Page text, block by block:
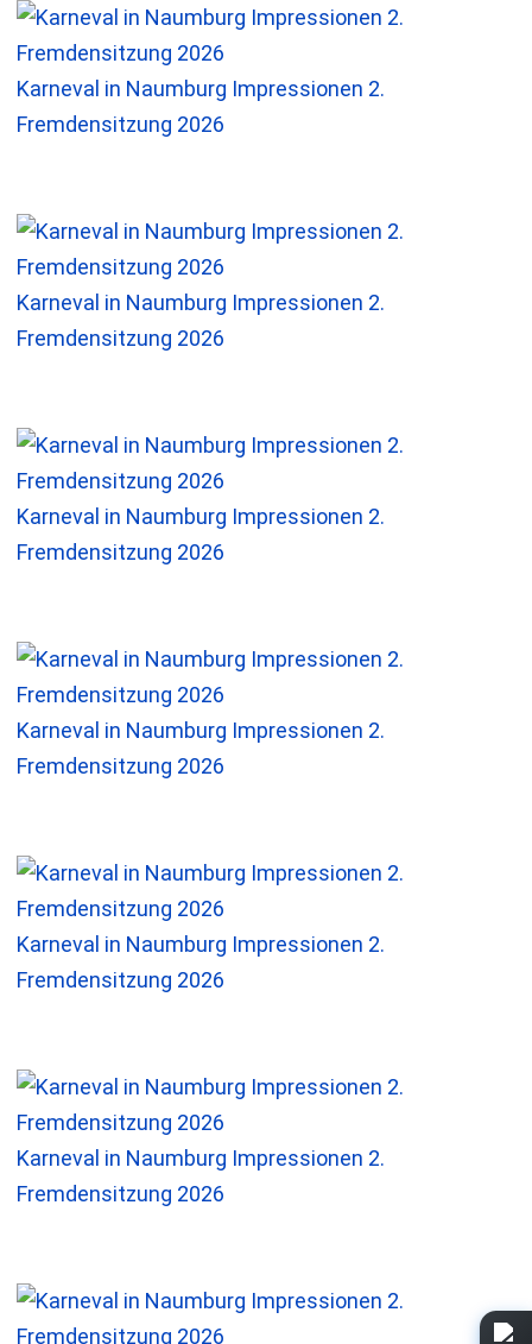
Karneval in Naumburg Impressionen 2.
Fremdensitzung 2026
Karneval in Naumburg Impressionen 2.
Fremdensitzung 2026
Karneval in Naumburg Impressionen 2.
Fremdensitzung 2026
Karneval in Naumburg Impressionen 2.
Fremdensitzung 2026
Karneval in Naumburg Impressionen 2.
Fremdensitzung 2026
Karneval in Naumburg Impressionen 2.
Fremdensitzung 2026